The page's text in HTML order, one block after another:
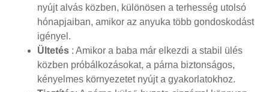
nyújt alvás közben, különösen a terhesség utolsó
hónapjaiban, amikor az anyuka több gondoskodást
igényel.
Ültetés : Amikor a baba már elkezdi a stabil ülés
közben próbálkozásokat, a párna biztonságos,
kényelmes környezetet nyújt a gyakorlatokhoz.